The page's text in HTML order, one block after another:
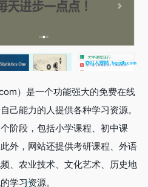
）是一个功能强大的免费在线
己能力的人提供各种学习资源。
阶段，包括小学课程、初中课
外，网站还提供考研课程、外语
、农业技术、文化艺术、历史地
学习资源。